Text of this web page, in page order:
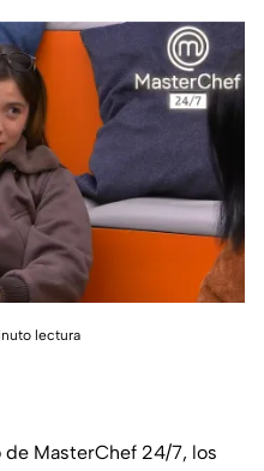
lectura
MasterChef 24/7, los